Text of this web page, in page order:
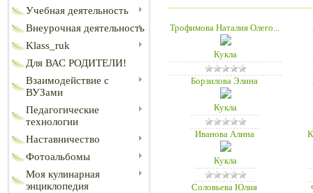
Учебная деятельность
Внеурочная деятельность
Klass_ruk
Для ВАС РОДИТЕЛИ!
Взаимодействие с
ВУЗами
Педагогические
технологии
Наставничество
Фотоальбомы
Моя кулинарная
энциклопедия
Трофимова Наталия Олего...
Кукла
Борзилова Элина
Кукла
Иванова Алина
Кукла
Соловьева Юлия